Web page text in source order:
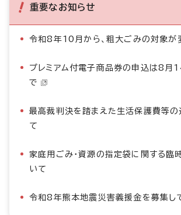
重要なお知らせ
令和8年10月から、粗大ごみの対象が
プレミアム付電子商品券の申込は8月
で
最高裁判決を踏まえた生活保護費等
て
家庭用ごみ・資源の指定袋に関する臨
いて
令和8年熊本地震災害義援金を募集し